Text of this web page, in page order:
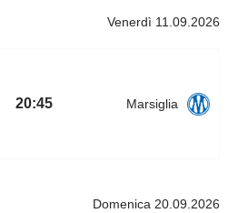
Venerdì 11.09.2026
20:45 Marsiglia
Domenica 20.09.2026